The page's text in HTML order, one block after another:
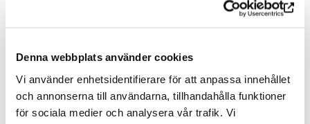
Denna webbplats använder cookies
Vi använder enhetsidentifierare för att anpassa innehållet
och annonserna till användarna, tillhandahålla funktioner
för sociala medier och analysera vår trafik. Vi